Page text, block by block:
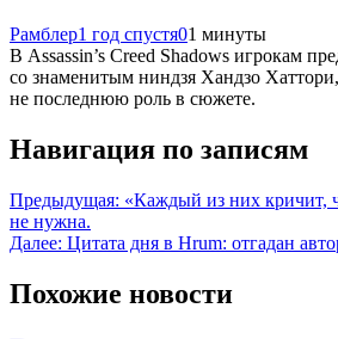
Рамблер1 год спустя01 минуты
В Assassin’s Creed Shadows игрокам
со знаменитым ниндзя Хандзо
не последнюю роль в сюжете.
Навигация по записям
Предыдущая: «Каждый из них кричит,
не нужна.
Далее: Цитата дня в Hrum: отгадан
Похожие новости